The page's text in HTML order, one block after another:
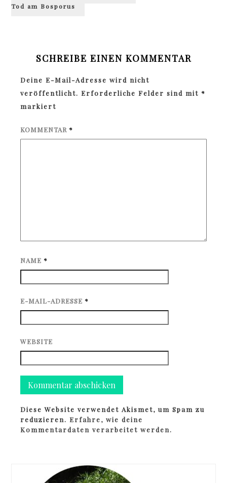
Tod am Bosporus
SCHREIBE EINEN KOMMENTAR
Deine E-Mail-Adresse wird nicht
veröffentlicht. Erforderliche Felder sind mit *
markiert
KOMMENTAR *
NAME *
E-MAIL-ADRESSE *
WEBSITE
Diese Website verwendet Akismet, um Spam zu
reduzieren.Erfahre, wie deine
Kommentardaten verarbeitet werden.